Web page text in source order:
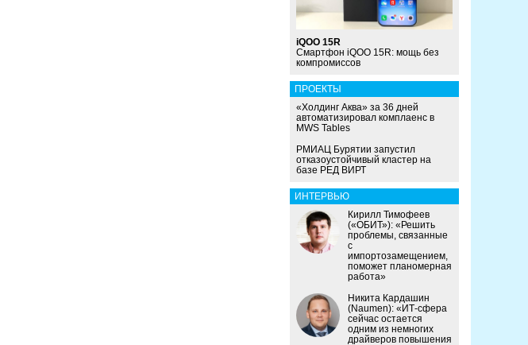
iQOO 15R
Смартфон iQOO 15R: мощь без
компромиссов
ПРОЕКТЫ
«Холдинг Аква» за 36 дней
автоматизировал комплаенс в
MWS Tables
РМИАЦ Бурятии запустил
отказоустойчивый кластер на
базе РЕД ВИРТ
ИНТЕРВЬЮ
Кирилл Тимофеев
(«ОБИТ»): «Решить
проблемы, связанные
с
импортозамещением,
поможет планомерная
работа»
Никита Кардашин
(Naumen): «ИТ-сфера
сейчас остается
одним из немногих
драйверов повышения